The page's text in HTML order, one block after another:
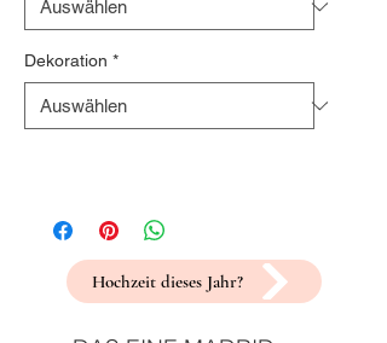
Dekoration *
Hochzeit dieses Jahr?